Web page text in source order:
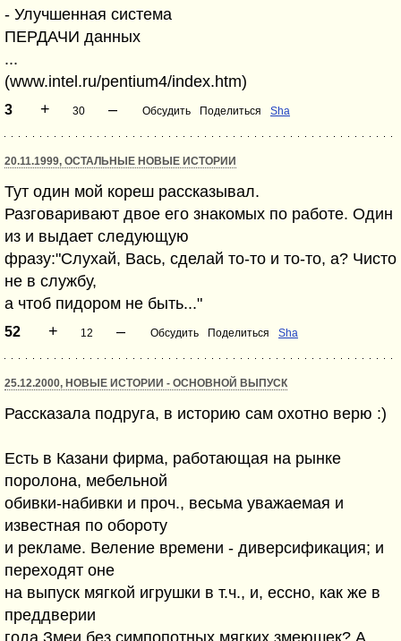
- Улучшенная система
ПЕРДАЧИ данных
...
(www.intel.ru/pentium4/index.htm)
3 + 30 – Обсудить Поделиться Sha
20.11.1999, ОСТАЛЬНЫЕ НОВЫЕ ИСТОРИИ
Тут один мой кореш рассказывал.
Разговаривают двое его знакомых по работе. Один
из и выдает следующую
фразу:"Слухай, Вась, сделай то-то и то-то, а? Чисто
не в службу,
а чтоб пидором не быть..."
52 + 12 – Обсудить Поделиться Sha
25.12.2000, НОВЫЕ ИСТОРИИ - ОСНОВНОЙ ВЫПУСК
Рассказала подруга, в историю сам охотно верю :)
Есть в Казани фирма, работающая на рынке
поролона, мебельной
обивки-набивки и проч., весьма уважаемая и
известная по обороту
и рекламе. Веление времени - диверсификация; и
переходят оне
на выпуск мягкой игрушки в т.ч., и, ессно, как же в
преддверии
года Змеи без симпопотных мягких змеюшек? А